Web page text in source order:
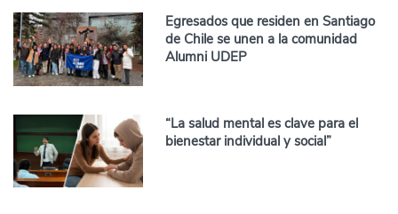
Egresados que residen en Santiago
de Chile se unen a la comunidad
Alumni UDEP
“La salud mental es clave para el
bienestar individual y social”